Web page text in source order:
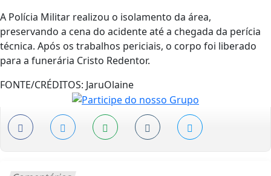
A Polícia Militar realizou o isolamento da área,
preservando a cena do acidente até a chegada da perícia
técnica. Após os trabalhos periciais, o corpo foi liberado
para a funerária Cristo Redentor.
FONTE/CRÉDITOS: JaruOlaine